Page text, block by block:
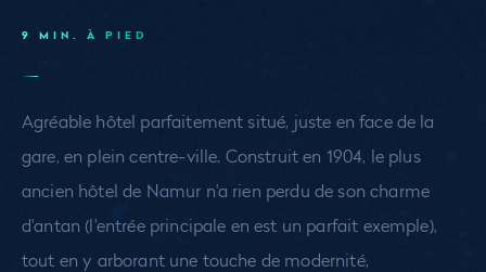
9 MIN. À PIED
Agréable hôtel parfaitement situé, juste en face de la
gare, en plein centre-ville. Construit en 1904, le plus
ancien hôtel de Namur n'a rien perdu de son charme
d'antan (l'entrée principale en est un parfait exemple),
tout en y arborant une touche de modernité,